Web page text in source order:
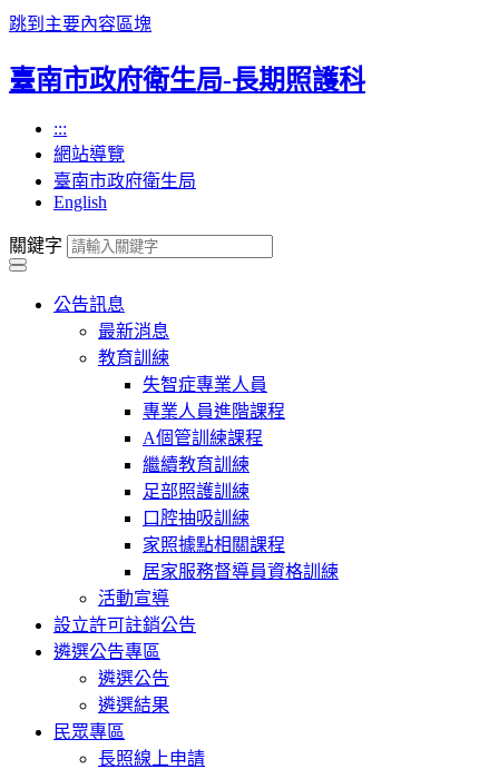
跳到主要內容區塊
臺南市政府衛生局-長期照護科
:::
網站導覽
臺南市政府衛生局
English
關鍵字
公告訊息
最新消息
教育訓練
失智症專業人員
專業人員進階課程
A個管訓練課程
繼續教育訓練
足部照護訓練
口腔抽吸訓練
家照據點相關課程
居家服務督導員資格訓練
活動宣導
設立許可註銷公告
遴選公告專區
遴選公告
遴選結果
民眾專區
長照線上申請